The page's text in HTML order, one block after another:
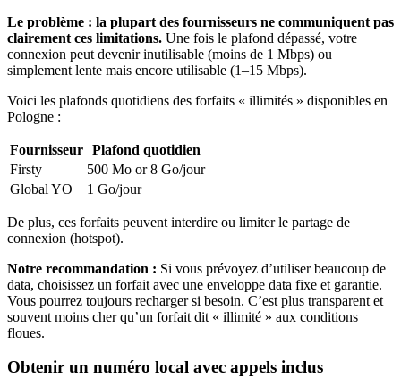
Le problème : la plupart des fournisseurs ne communiquent pas
clairement ces limitations. Une fois le plafond dépassé, votre
connexion peut devenir inutilisable (moins de 1 Mbps) ou
simplement lente mais encore utilisable (1–15 Mbps).
Voici les plafonds quotidiens des forfaits « illimités » disponibles en
Pologne :
Fournisseur Plafond quotidien
Firsty
500 Mo or 8 Go/jour
Global YO
1 Go/jour
De plus, ces forfaits peuvent interdire ou limiter le partage de
connexion (hotspot).
Notre recommandation : Si vous prévoyez d’utiliser beaucoup de
data, choisissez un forfait avec une enveloppe data fixe et garantie.
Vous pourrez toujours recharger si besoin. C’est plus transparent et
souvent moins cher qu’un forfait dit « illimité » aux conditions
floues.
Obtenir un numéro local avec appels inclus